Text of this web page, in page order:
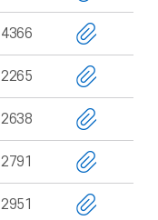
4366
2265
2638
2791
2951